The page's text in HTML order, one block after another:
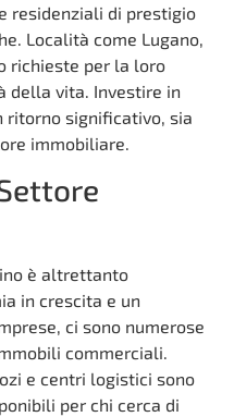
residenziali di prestigio
Località come Lugano,
richieste per la loro
della vita. Investire in
ritorno significativo, sia
immobiliare.
è altrettanto
in crescita e un
ci sono numerose
commerciali.
e centri logistici sono
per chi cerca di